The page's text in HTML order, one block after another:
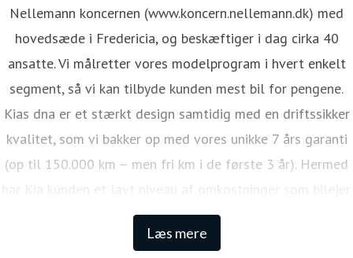
Læs mere
Nellemann koncernen (www.koncern.nellemann.dk) med
hovedsæde i Fredericia, og beskæftiger i dag cirka 40
ansatte. Vi målretter vores modelprogram i hvert enkelt
segment, så vi kan tilbyde kunden mest bil for pengene.
Kias dna er et stærkt design samtidig med en driftssikker
kvalitet, som vi bakker op med vores unikke 7 års garanti
(op til 150.000 km – men fri km i de første 3 år). Hermed
har Kia kunden et lavt niveau af omkostninger som bilejer.
Den lange garanti sikrer samtidig én af de højeste
restværdier i markedet.